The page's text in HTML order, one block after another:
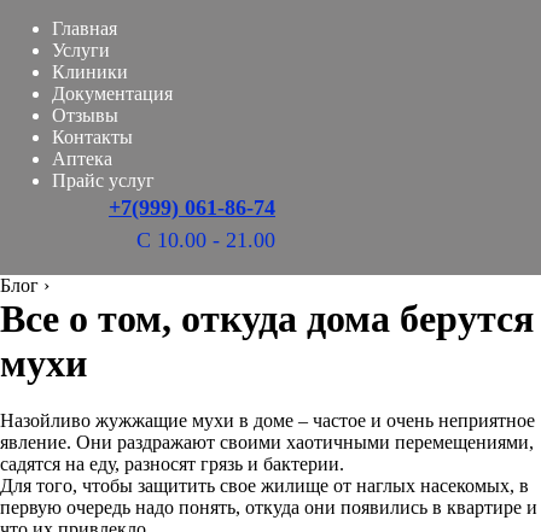
Главная
Услуги
Клиники
Документация
Отзывы
Контакты
Аптека
Прайс услуг
+7(999) 061-86-74
С 10.00 - 21.00
Блог ›
Все о том, откуда дома берутся
мухи
Назойливо жужжащие мухи в доме – частое и очень неприятное
явление. Они раздражают своими хаотичными перемещениями,
садятся на еду, разносят грязь и бактерии.
Для того, чтобы защитить свое жилище от наглых насекомых, в
первую очередь надо понять, откуда они появились в квартире и